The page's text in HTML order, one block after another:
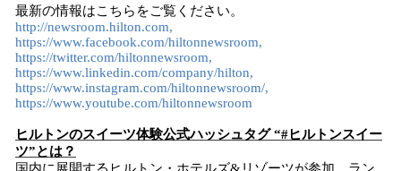
最新の情報はこちらをご覧ください。
http://newsroom.hilton.com,
https://www.facebook.com/hiltonnewsroom,
https://twitter.com/hiltonnewsroom,
https://www.linkedin.com/company/hilton,
https://www.instagram.com/hiltonnewsroom/,
https://www.youtube.com/hiltonnewsroom
ヒルトンのスイーツ体験公式ハッシュタグ “#ヒルトンスイー
ツ”とは？